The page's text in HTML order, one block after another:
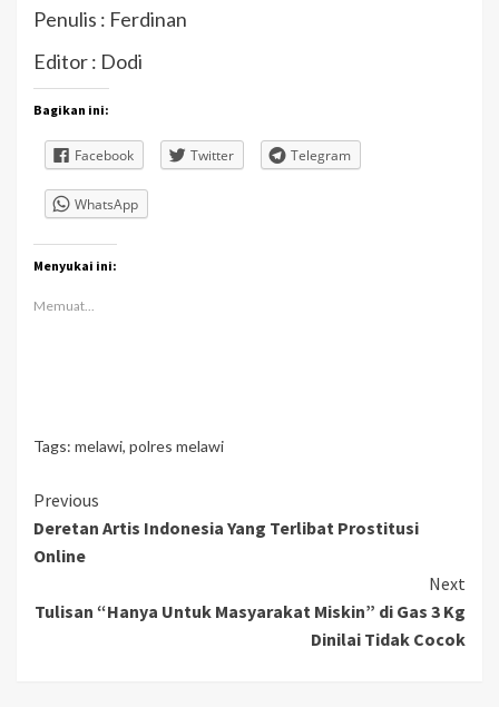
Penulis : Ferdinan
Editor : Dodi
Bagikan ini:
Facebook Twitter Telegram
WhatsApp
Menyukai ini:
Memuat...
Tags: melawi, polres melawi
Continue
Reading
Previous
Deretan Artis Indonesia Yang Terlibat Prostitusi
Online
Next
Tulisan “Hanya Untuk Masyarakat Miskin” di Gas 3 Kg
Dinilai Tidak Cocok